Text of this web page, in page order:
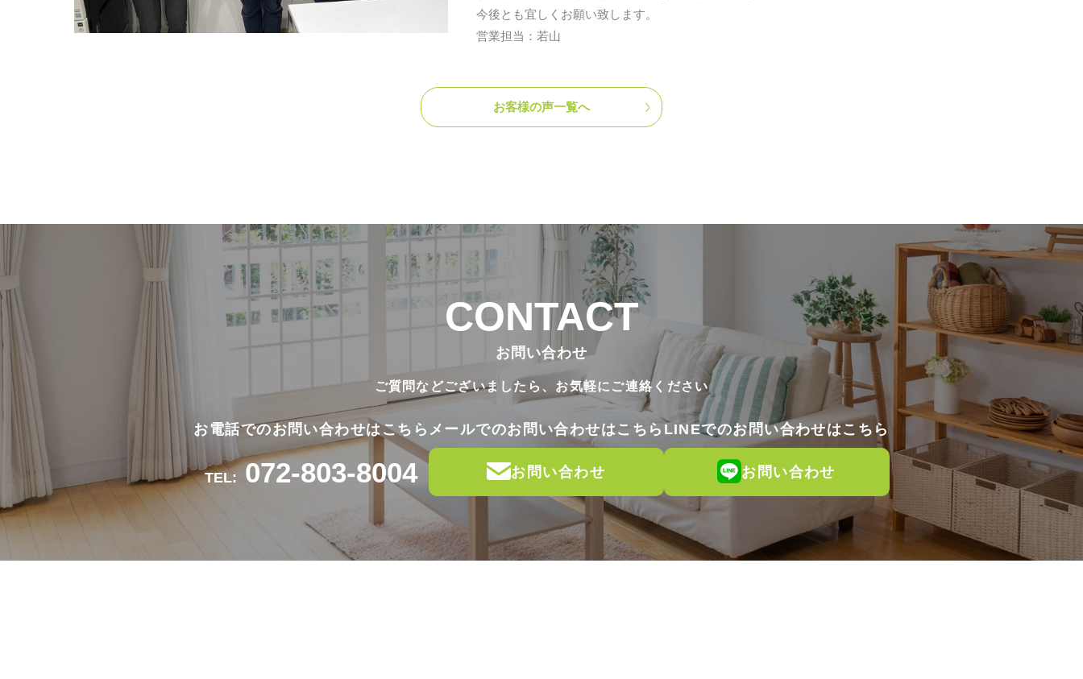
今後とも宜しくお願い致します。
営業担当：若山
お客様の声一覧へ
CONTACT
お問い合わせ
ご質問などございましたら、 お気軽にご連絡ください
お電話でのお問い合わせはこちら
TEL: 072-803-8004
メールでのお問い合わせはこちら
お問い合わせ
LINEでのお問い合わせはこちら
お問い合わせ